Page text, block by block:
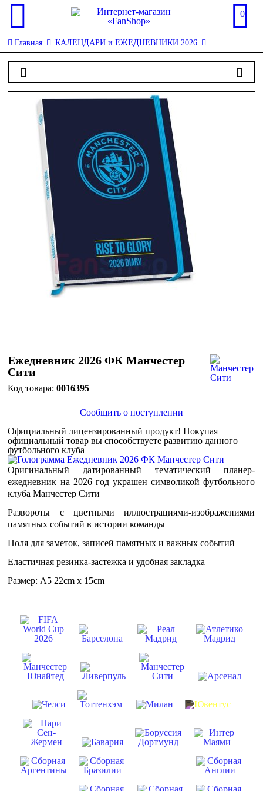
0
Главная КАЛЕНДАРИ и ЕЖЕДНЕВНИКИ 2026
Ежедневник 2026 ФК Манчестер
Сити
0016395
Сообщить о поступлении
Официальный лицензированный продукт!Покупая
официальный товар вы способствуете развитию данного
футбольного клуба
Оригинальный датированный тематический планер-
ежедневник на 2026 год украшен символикой футбольного
клуба Манчестер Сити
Развороты с цветными иллюстрациями-изображениями
памятных событий в истории команды
Поля для заметок, записей памятных и важных событий
Еластичная резинка-застежка и удобная закладка
Размер: А5 22cm x 15cm